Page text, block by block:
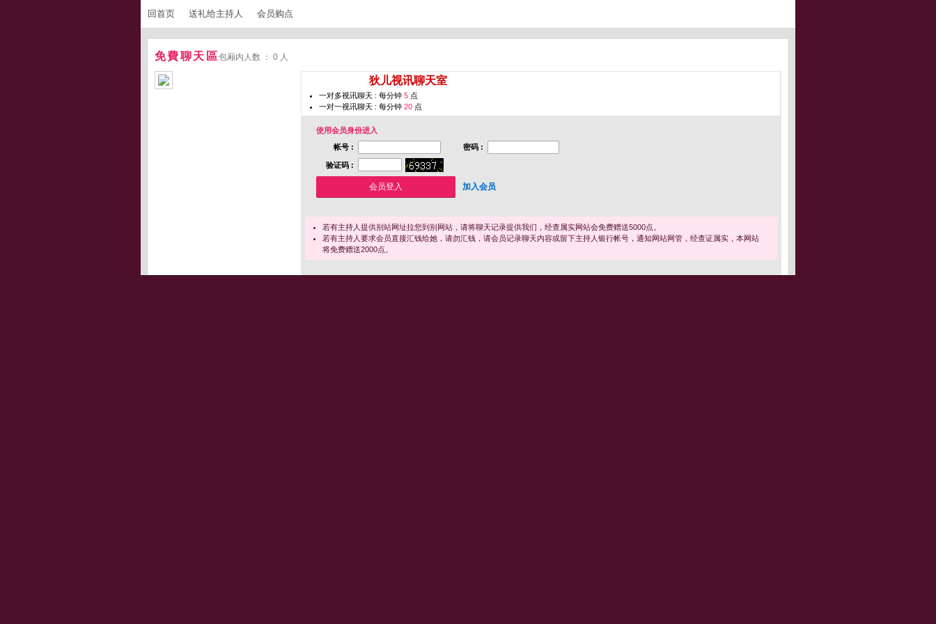
回首页 送礼给主持人 会员购点
免費聊天區包厢内人数 ： 0 人
狄儿视讯聊天室
一对多视讯聊天 : 每分钟 5 点
一对一视讯聊天 : 每分钟 20 点
使用会员身份进入
帐号 :
密码 :
验证码 :
加入会员
若有主持人提供别站网址拉您到别网站，请将聊天记录提供我们，经查属实网站会免费赠送5000点。
若有主持人要求会员直接汇钱给她，请勿汇钱，请会员记录聊天内容或留下主持人银行帐号，通知网站网管，经查证属实，本网站
将免费赠送2000点。